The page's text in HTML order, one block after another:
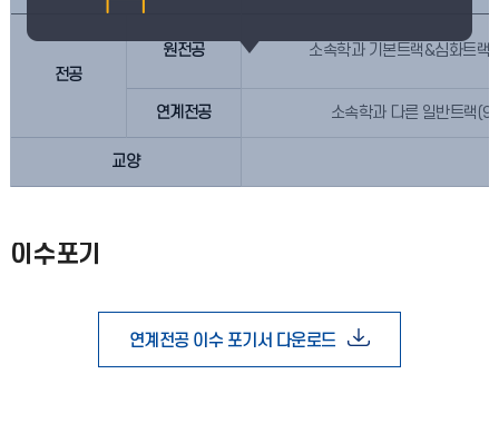
전공
원전공 소속학과 기본트랙&심화트랙
연계전공 소속학과 다른 일반트랙(9
교양
이수포기
연계전공 이수 포기서 다운로드